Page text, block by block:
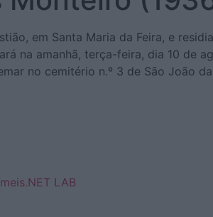
em Santa Maria da Feira, e
na amanhã, terça-feira, dia 10 de
no cemitério n.º 3 de São João
LAB